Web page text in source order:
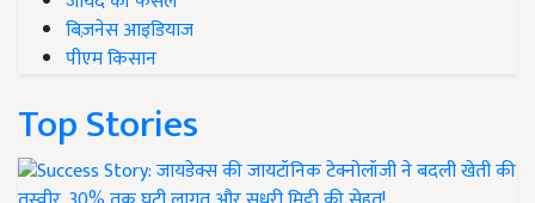
बिज़नेस आइडियाज
पीएम किसान
Top Stories